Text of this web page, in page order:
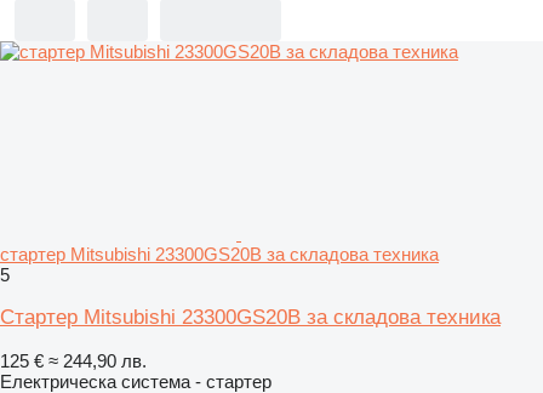
стартер Mitsubishi 23300GS20B за складова техника
5
Стартер Mitsubishi 23300GS20B за складова техника
125 € ≈ 244,90 лв.
Електрическа система - стартер